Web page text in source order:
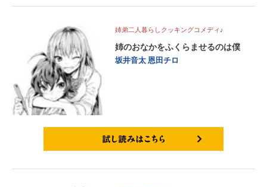
姉弟二人暮らしクッキングコメディ♪
姉のおなかをふくらませるのは僕
坂井音太恩田チロ